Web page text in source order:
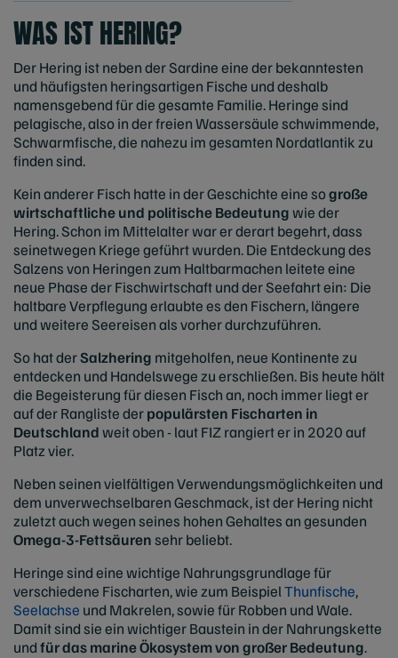
WAS IST HERING?
Der Hering ist neben der Sardine eine der bekanntesten
und häufigsten heringsartigen Fische und deshalb
namensgebend für die gesamte Familie. Heringe sind
pelagische, also in der freien Wassersäule schwimmende,
Schwarmfische, die nahezu im gesamten Nordatlantik zu
finden sind.
Kein anderer Fisch hatte in der Geschichte eine sogroße
wirtschaftliche und politische Bedeutungwie der
Hering. Schon im Mittelalter war er derart begehrt, dass
seinetwegen Kriege geführt wurden. Die Entdeckung des
Salzens von Heringen zum Haltbarmachen leitete eine
neue Phase der Fischwirtschaft und der Seefahrt ein: Die
haltbare Verpflegung erlaubte es den Fischern, längere
und weitere Seereisen als vorher durchzuführen.
So hat derSalzhering mitgeholfen, neue Kontinente zu
entdecken und Handelswege zu erschließen. Bis heute hält
die Begeisterung für diesen Fisch an, noch immer liegt er
auf der Rangliste derpopulärsten Fischarten in
Deutschlandweit oben - laut FIZ rangiert er in 2020 auf
Platz vier.
Neben seinen vielfältigen Verwendungsmöglichkeiten und
dem unverwechselbaren Geschmack, ist der Hering nicht
zuletzt auch wegen seines hohen Gehaltes an gesunden
Omega-3-Fettsäurensehr beliebt.
Heringe sind eine wichtige Nahrungsgrundlage für
verschiedene Fischarten, wie zum BeispielThunfische,
Seelachse und Makrelen, sowie für Robben und Wale.
Damit sind sie ein wichtiger Baustein in der Nahrungskette
undfür das marine Ökosystem von großer Bedeutung.